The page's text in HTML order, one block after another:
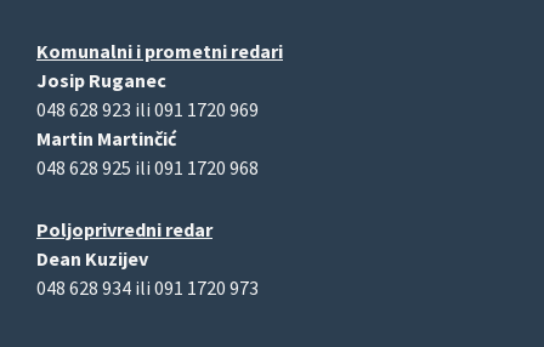
Komunalni i prometni redari
Josip Ruganec
048 628 923 ili 091 1720 969
Martin Martinčić
048 628 925 ili 091 1720 968
Poljoprivredni redar
Dean Kuzijev
048 628 934 ili 091 1720 973